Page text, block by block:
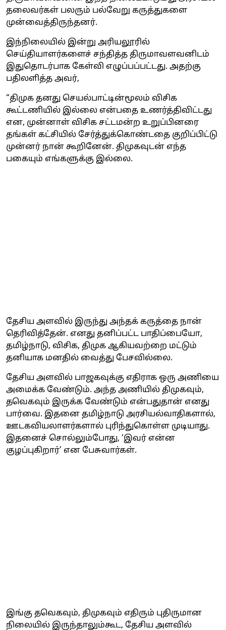
தலைவர்கள் பலரும் பல்வேறு கருத்துகளை
முன்வைத்திருந்தனர்.
இந்நிலையில் இன்று அரியலூரில்
செய்தியாளர்களைச் சந்தித்த திருமாவளவனிடம்
இதுதொடர்பாக கேள்வி எழுப்பப்பட்டது. அதற்கு
பதிலளித்த அவர்,
“திமுக தனது செயல்பாட்டின்மூலம் விசிக
கூட்டணியில் இல்லை என்பதை உணர்த்திவிட்டது
என, முன்னாள் விசிக சட்டமன்ற உறுப்பினரை
தங்கள் கட்சியில் சேர்த்துக்கொண்டதை குறிப்பிட்டு
முன்னர் நான் கூறினேன். திமுகவுடன் எந்த
பகையும் எங்களுக்கு இல்லை.
தேசிய அளவில் இருந்து அந்தக் கருத்தை நான்
தெரிவித்தேன். எனது தனிப்பட்ட பாதிப்பையோ,
தமிழ்நாடு, விசிக, திமுக ஆகியவற்றை மட்டும்
தனியாக மனதில் வைத்து பேசவில்லை.
தேசிய அளவில் பாஜகவுக்கு எதிராக ஒரு அணியை
அமைக்க வேண்டும். அந்த அணியில் திமுகவும்,
தவெகவும் இருக்க வேண்டும் என்பதுதான் எனது
பார்வை. இதனை தமிழ்நாடு அரசியல்வாதிகளால்,
ஊடகவியலாளர்களால் புரிந்துகொள்ள முடியாது.
இதனைச் சொல்லும்போது, ‘இவர் என்ன
குழப்புகிறார்’ என பேசுவார்கள்.
இங்கு தவெகவும், திமுகவும் எதிரும் புதிருமான
நிலையில் இருந்தாலும்கூட, தேசிய அளவில்